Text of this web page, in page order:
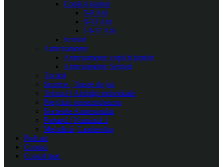
Copii și juniori
5-8 Ani
9-13 Ani
14-17 Ani
Seniori
Antrenamente
Antrenamente copii și juniori
Antrenamente Seniori
Tactică
Sisteme | Trasee de joc
Tehnică | Abilități individuale
Pregătire presezon/sezon
Secretele Antrenorului
Portarul | Numărul 1
Metodică | Leadership
Podcast
Contact
Contul meu